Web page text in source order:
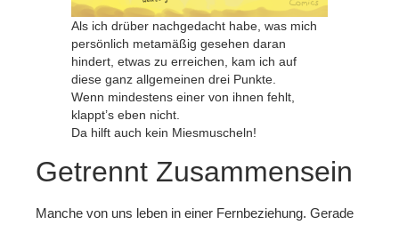
Als ich drüber nachgedacht habe, was mich
persönlich metamäßig gesehen daran
hindert, etwas zu erreichen, kam ich auf
diese ganz allgemeinen drei Punkte.
Wenn mindestens einer von ihnen fehlt,
klappt’s eben nicht.
Da hilft auch kein Miesmuscheln!
Getrennt Zusammensein
Manche von uns leben in einer Fernbeziehung. Gerade